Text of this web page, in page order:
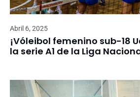
Abril 6, 2025
¡Vóleibol femenino sub-18
la serie A1 de la Liga